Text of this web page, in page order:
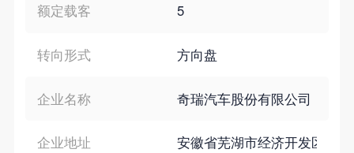
额定载客 5
转向形式 方向盘
企业名称 奇瑞汽车股份有限公司
企业地址 安徽省芜湖市经济开发区长